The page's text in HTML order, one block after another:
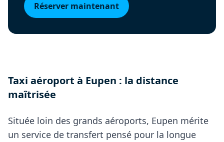
Réserver maintenant
Taxi aéroport à Eupen : la distance
maîtrisée
Située loin des grands aéroports, Eupen mérite
un service de transfert pensé pour la longue